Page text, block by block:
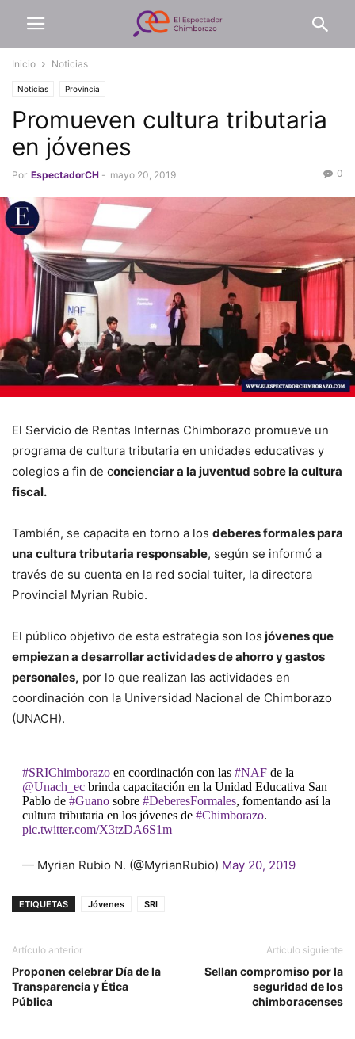
Inicio Noticias
Noticias Provincia
Promueven cultura tributaria
en jóvenes
Por EspectadorCH - mayo 20, 2019 0
El Servicio de Rentas Internas Chimborazo promueve un
programa de cultura tributaria en unidades educativas y
colegios a fin de concienciar a la juventud sobre la cultura
fiscal.
También, se capacita en torno a los deberes formales para
una cultura tributaria responsable, según se informó a
través de su cuenta en la red social tuiter, la directora
Provincial Myrian Rubio.
El público objetivo de esta estrategia son los jóvenes que
empiezan a desarrollar actividades de ahorro y gastos
personales, por lo que realizan las actividades en
coordinación con la Universidad Nacional de Chimborazo
(UNACH).
#SRIChimborazoen coordinación con las #NAFde la
@Unach_ecbrinda capacitación en la Unidad Educativa San
Pablo de #Guanosobre #DeberesFormales, fomentando así la
cultura tributaria en los jóvenes de #Chimborazo.
pic.twitter.com/X3tzDA6S1m
— Myrian Rubio N. (@MyrianRubio) May 20, 2019
ETIQUETAS Jóvenes SRI
Artículo anterior
Proponen celebrar Día de la
Transparencia y Ética
Pública
Artículo siguiente
Sellan compromiso por la
seguridad de los
chimboracenses